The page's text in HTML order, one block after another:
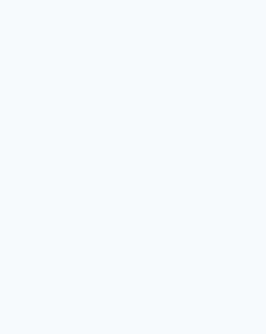
vão dar a Évora, 2023